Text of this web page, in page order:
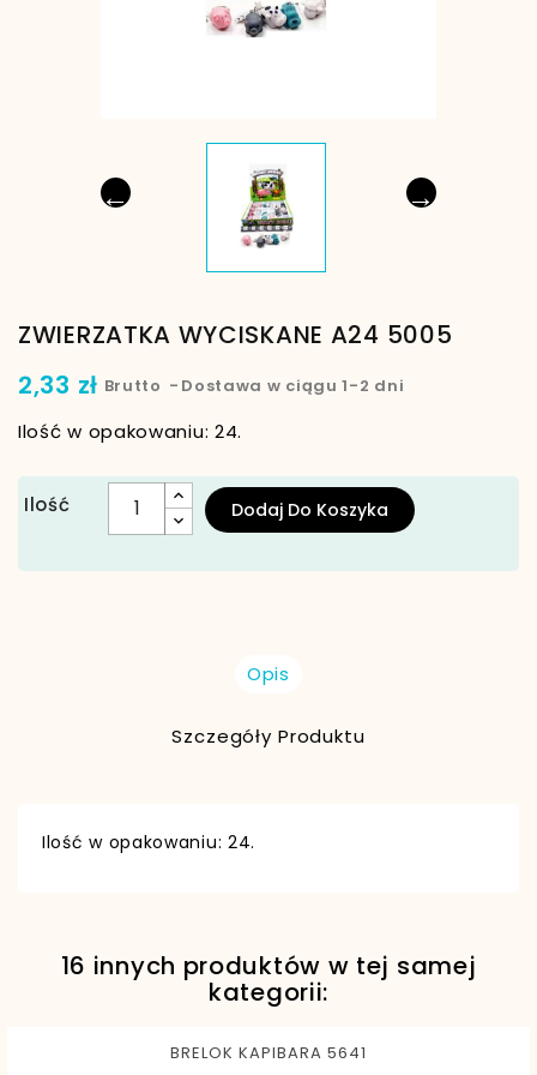
← →
ZWIERZATKA WYCISKANE A24 5005
2,33 zł Brutto Dostawa w ciągu 1-2 dni
Ilość w opakowaniu: 24.
Ilość Dodaj Do Koszyka
Opis
Szczegóły Produktu
Ilość w opakowaniu: 24.
EAN13 5902082995005
16 innych produktów w tej samej
kategorii:
BRELOK KAPIBARA 5641